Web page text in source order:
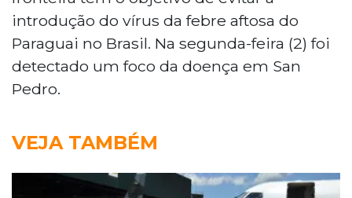
introdução do vírus da febre aftosa do
Paraguai no Brasil. Na segunda-feira (2) foi
detectado um foco da doença em San
Pedro.
VEJA TAMBÉM